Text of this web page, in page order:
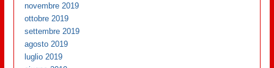
novembre 2019
ottobre 2019
settembre 2019
agosto 2019
luglio 2019